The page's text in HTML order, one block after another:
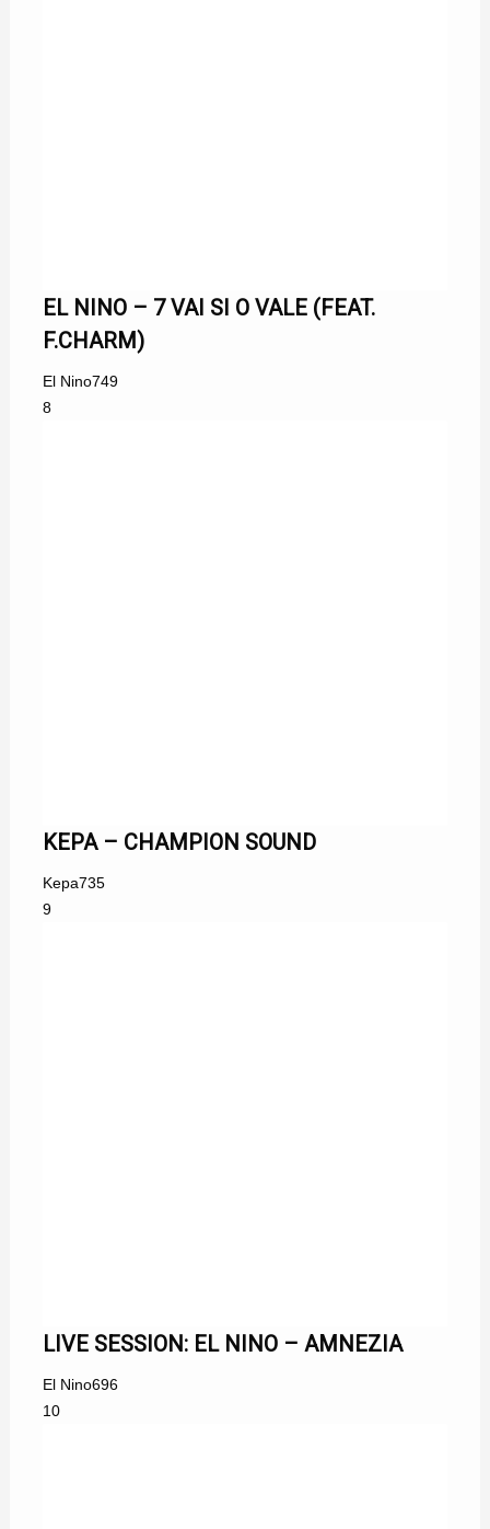
EL NINO – 7 VAI SI O VALE (FEAT.
F.CHARM)
El Nino749
8
KEPA – CHAMPION SOUND
Kepa735
9
LIVE SESSION: EL NINO – AMNEZIA
El Nino696
10